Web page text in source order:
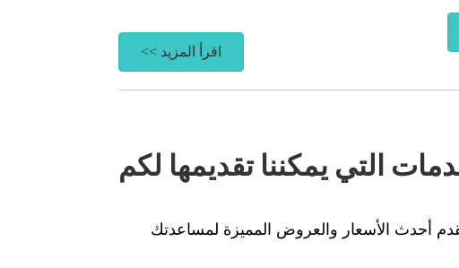
اقرأ المزيد >>
التي يمكننا تقديمها لكم
أحدث الأسعار والعروض المميزة لمساعدتك